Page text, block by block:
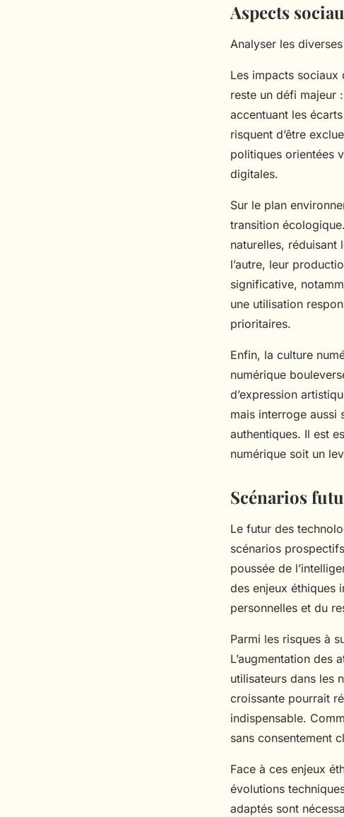
Aspects
Analyser les
Les impacts sociaux
reste un défi majeur
accentuant les
risquent d’être
politiques orientées
digitales.
Sur le plan
transition
naturelles, réduisant
l’autre, leur
significative,
une utilisation
prioritaires.
Enfin, la culture
numérique
d’expression
mais interroge aussi
authentiques. Il est
numérique soit un
Scénarios
Le futur des
scénarios
poussée de
des enjeux éthiques
personnelles et du
Parmi les risques à
L’augmentation des
utilisateurs dans les
croissante pourrait
indispensable.
sans consentement
Face à ces enjeux
évolutions
adaptés sont